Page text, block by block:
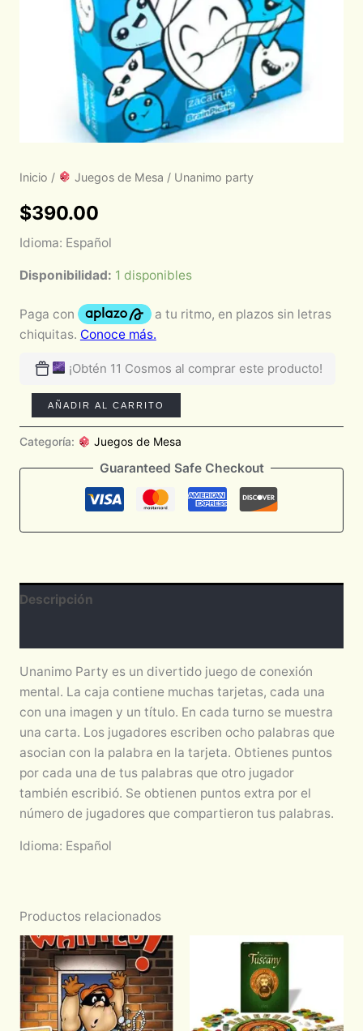
Inicio / Juegos de Mesa / Unanimo party
$390.00
Idioma: Español
Disponibilidad: 1 disponibles
¡Obtén 11 Cosmos al comprar este producto!
AÑADIR AL CARRITO
Categoría: Juegos de Mesa
Guaranteed Safe Checkout
Descripción
Unanimo Party es un divertido juego de conexión
mental. La caja contiene muchas tarjetas, cada una
con una imagen y un título. En cada turno se muestra
una carta. Los jugadores escriben ocho palabras que
asocian con la palabra en la tarjeta. Obtienes puntos
por cada una de tus palabras que otro jugador
también escribió. Se obtienen puntos extra por el
número de jugadores que compartieron tus palabras.
Idioma: Español
Productos relacionados